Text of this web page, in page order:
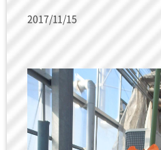
2017/11/15